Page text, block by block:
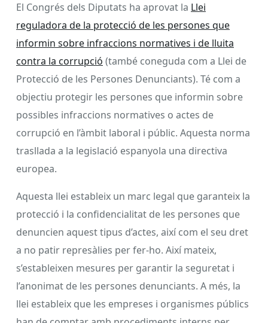
El Congrés dels Diputats ha aprovat la Llei
reguladora de la protecció de les persones que
informin sobre infraccions normatives i de lluita
contra la corrupció (també coneguda com a Llei de
Protecció de les Persones Denunciants). Té com a
objectiu protegir les persones que informin sobre
possibles infraccions normatives o actes de
corrupció en l’àmbit laboral i públic. Aquesta norma
trasllada a la legislació espanyola una directiva
europea.
Aquesta llei estableix un marc legal que garanteix la
protecció i la confidencialitat de les persones que
denuncien aquest tipus d’actes, així com el seu dret
a no patir represàlies per fer-ho. Així mateix,
s’estableixen mesures per garantir la seguretat i
l’anonimat de les persones denunciants. A més, la
llei estableix que les empreses i organismes públics